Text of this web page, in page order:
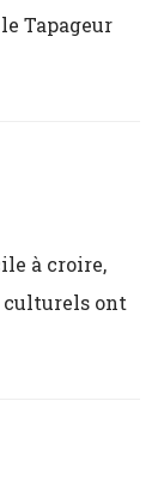
Tapageur
à croire,
culturels ont